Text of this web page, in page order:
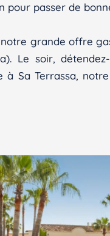
pour passer de
grande offre
Le soir,
Sa Terrassa,